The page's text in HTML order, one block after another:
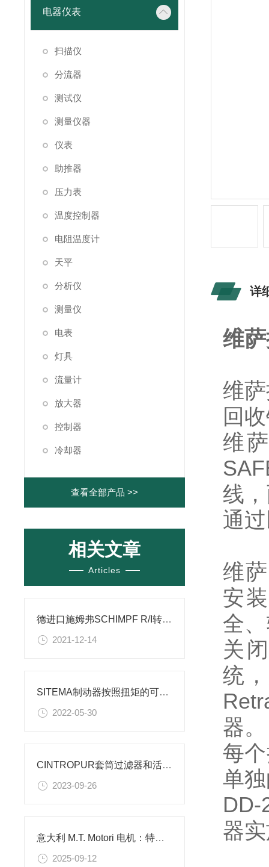
电器仪表
扫描仪
分流器
测试仪
测量仪器
仪表
助推器
压力表
温度控制器
电阻温度计
天平
分析仪
测量仪
电表
灯具
流量计
放大器
控制器
冷却器
查看全部产品 >>
相关文章
Articles
德进口施姆弗SCHIMPF R/I转换器
2021-12-14
SITEMA制动器按照扭矩的可调性分类有哪几种？
2022-05-30
CINTROPUR套筒过滤器和活性炭滤水器介绍
2023-09-26
意大利 M.T. Motori 电机：特点解析与应用场景
2025-09-12
详
维
维
回
维
线
通
维
安
全
关
统
器。
每
单
器